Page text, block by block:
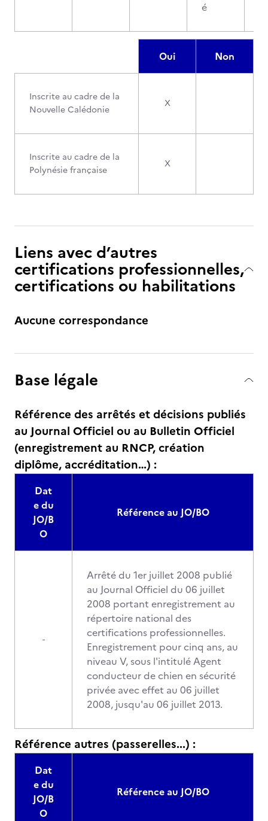
é
Oui Non
Inscrite au cadre de la
Nouvelle Calédonie
X
Inscrite au cadre de la
Polynésie française
X
Liens avec d’autres
certifications professionnelles,
certifications ou habilitations
Aucune correspondance
Base légale
Référence des arrêtés et décisions publiés
au Journal Officiel ou au Bulletin Officiel
(enregistrement au RNCP, création
diplôme, accréditation…) :
Dat
e du
JO/B
O
Référence au JO/BO
-
Arrêté du 1er juillet 2008 publié
au Journal Officiel du 06 juillet
2008 portant enregistrement au
répertoire national des
certifications professionnelles.
Enregistrement pour cinq ans, au
niveau V, sous l'intitulé Agent
conducteur de chien en sécurité
privée avec effet au 06 juillet
2008, jusqu'au 06 juillet 2013.
Référence autres (passerelles...) :
Dat
e du
JO/B
O
Référence au JO/BO